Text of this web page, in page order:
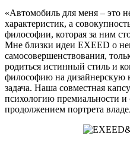
«Автомобиль для меня – это
характеристик, а
философии, которая за ним
Мне близки идеи EXEED о
самосовершенствования,
родиться истинный стиль и
философию на дизайнерскую
задача. Наша совместная
психологию премиальности и
продолжением портрета